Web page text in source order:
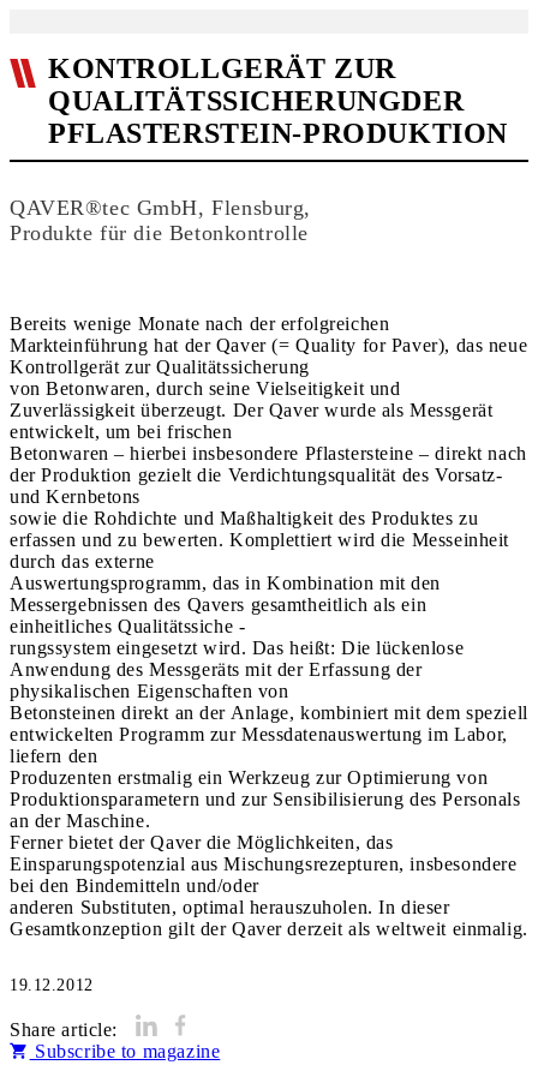
KONTROLLGERÄT ZUR
QUALITÄTSSICHERUNGDER
PFLASTERSTEIN-PRODUKTION
QAVER®tec GmbH, Flensburg,
Produkte für die Betonkontrolle
Bereits wenige Monate nach der erfolgreichen
Markteinführung hat der Qaver (= Quality for Paver), das neue
Kontrollgerät zur Qualitätssicherung
von Betonwaren, durch seine Vielseitigkeit und
Zuverlässigkeit überzeugt. Der Qaver wurde als Messgerät
entwickelt, um bei frischen
Betonwaren – hierbei insbesondere Pflastersteine – direkt nach
der Produktion gezielt die Verdichtungsqualität des Vorsatz-
und Kernbetons
sowie die Rohdichte und Maßhaltigkeit des Produktes zu
erfassen und zu bewerten. Komplettiert wird die Messeinheit
durch das externe
Auswertungsprogramm, das in Kombination mit den
Messergebnissen des Qavers gesamtheitlich als ein
einheitliches Qualitätssiche -
rungssystem eingesetzt wird. Das heißt: Die lückenlose
Anwendung des Messgeräts mit der Erfassung der
physikalischen Eigenschaften von
Betonsteinen direkt an der Anlage, kombiniert mit dem speziell
entwickelten Programm zur Messdatenauswertung im Labor,
liefern den
Produzenten erstmalig ein Werkzeug zur Optimierung von
Produktionsparametern und zur Sensibilisierung des Personals
an der Maschine.
Ferner bietet der Qaver die Möglichkeiten, das
Einsparungspotenzial aus Mischungsrezepturen, insbesondere
bei den Bindemitteln und/oder
anderen Substituten, optimal herauszuholen. In dieser
Gesamtkonzeption gilt der Qaver derzeit als weltweit einmalig.
19.12.2012
Share article:
Subscribe to magazine